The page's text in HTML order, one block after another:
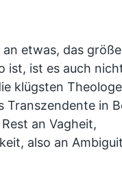
etwas, das
ist, ist es auch
klügsten
Transzendente in
an Vagheit,
also an